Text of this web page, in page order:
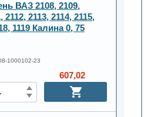
ВАЗ 2108, 2109,
2112, 2113, 2114, 2115,
1119 Калина 0, 75
1000102-23
607,02